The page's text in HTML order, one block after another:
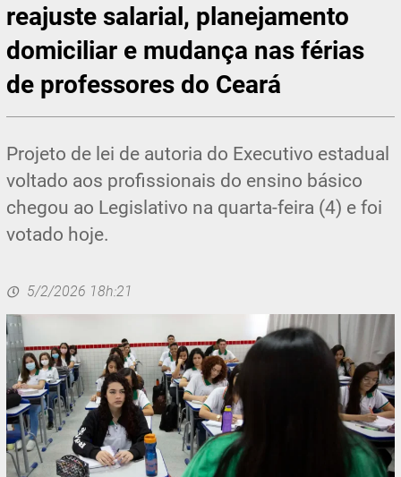
reajuste salarial, planejamento
domiciliar e mudança nas férias
de professores do Ceará
Projeto de lei de autoria do Executivo estadual
voltado aos profissionais do ensino básico
chegou ao Legislativo na quarta-feira (4) e foi
votado hoje.
5/2/2026 18h:21